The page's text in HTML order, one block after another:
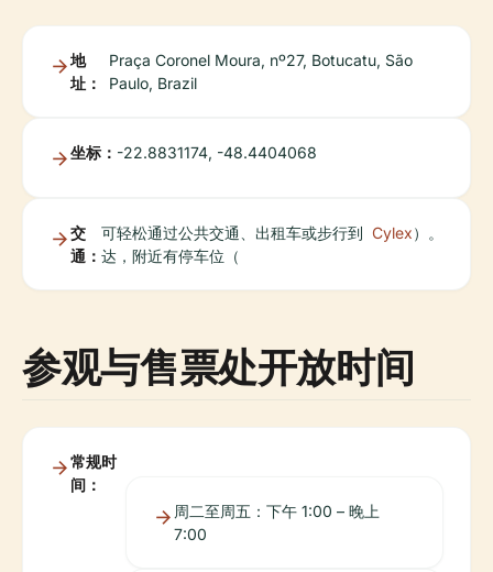
地
址：
Praça Coronel Moura, nº27, Botucatu, São
Paulo, Brazil
坐标： -22.8831174, -48.4404068
交
通：
可轻松通过公共交通、出租车或步行到
达，附近有停车位（
Cylex）。
参观与售票处开放时间
常规时
间：
周二至周五：下午 1:00 – 晚上
7:00